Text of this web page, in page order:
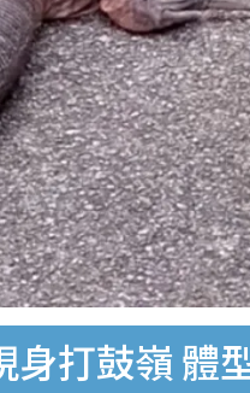
身打鼓嶺 體